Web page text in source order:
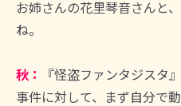
お姉さんの花里琴音さんと
ね。
秋：
『怪盗ファンタジスタ
事件に対して、まず自分で